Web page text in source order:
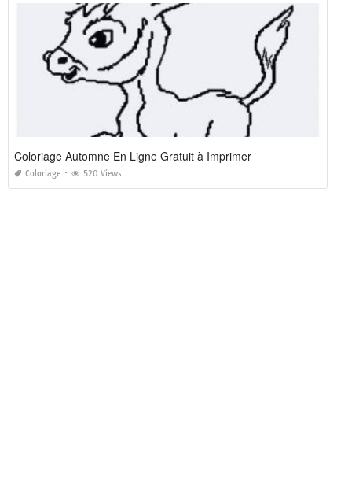
Coloriage Automne En Ligne Gratuit à Imprimer
Coloriage 520 Views